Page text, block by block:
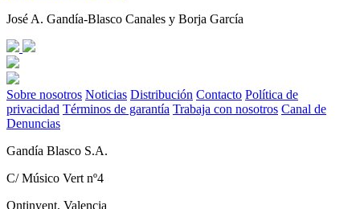
José A. Gandía-Blasco Canales y Borja García
Sobre nosotros Noticias Distribución Contacto Política de
privacidad Términos de garantía Trabaja con nosotros Canal de
Denuncias
Gandía Blasco S.A.
C/ Músico Vert nº4
Ontinyent, Valencia